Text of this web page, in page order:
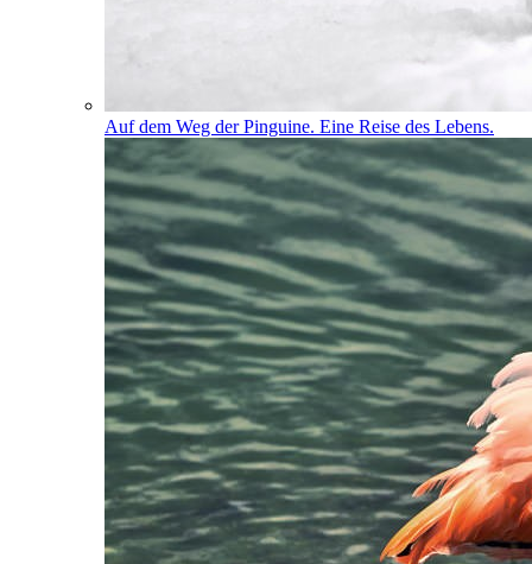
Auf dem Weg der Pinguine. Eine Reise des Lebens.